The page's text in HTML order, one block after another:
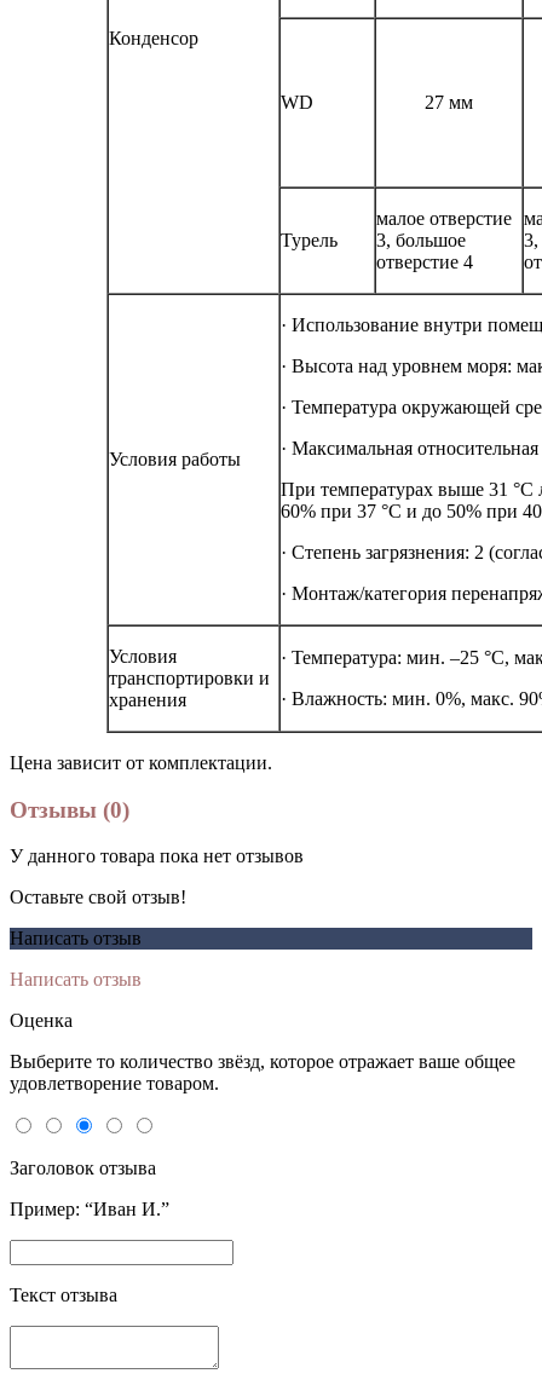
Конденсор
WD 27 мм
Турель
малое отверстие
3, большое
отверстие 4
Условия работы
· Использование внутри
· Высота над уровнем моря:
· Температура окружающей
· Максимальная
При температурах выше 31 °C
60% при 37 °C и до 50% при
· Степень загрязнения: 2
· Монтаж/категория
Условия
транспортировки и
хранения
· Температура: мин. –25 °C,
· Влажность: мин. 0%, макс.
Цена зависит от комплектации.
Отзывы (0)
У данного товара пока нет отзывов
Оставьте свой отзыв!
Написать отзыв
Написать отзыв
Оценка
Выберите то количество звёзд, которое отражает ваше общее
удовлетворение товаром.
Заголовок отзыва
Пример: “Иван И.”
Текст отзыва